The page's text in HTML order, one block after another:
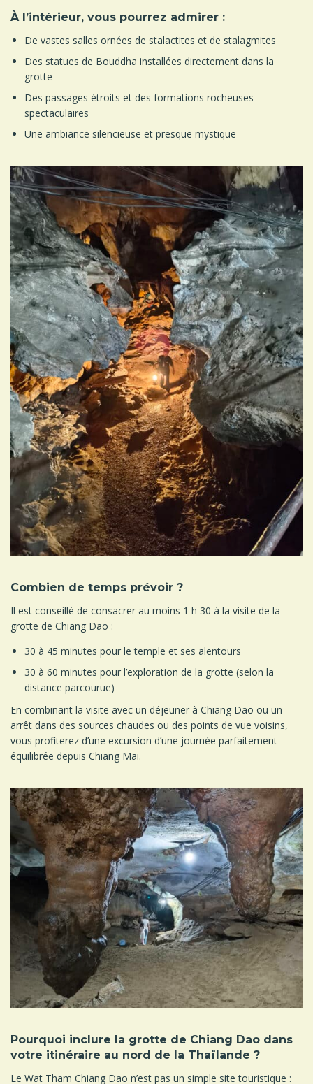
À l’intérieur, vous pourrez admirer :
De vastes salles ornées de stalactites et de stalagmites
Des statues de Bouddha installées directement dans la
grotte
Des passages étroits et des formations rocheuses
spectaculaires
Une ambiance silencieuse et presque mystique
Combien de temps prévoir ?
Il est conseillé de consacrer au moins 1 h 30 à la visite de la
grotte de Chiang Dao :
30 à 45 minutes pour le temple et ses alentours
30 à 60 minutes pour l’exploration de la grotte (selon la
distance parcourue)
En combinant la visite avec un déjeuner à Chiang Dao ou un
arrêt dans des sources chaudes ou des points de vue voisins,
vous profiterez d’une excursion d’une journée parfaitement
équilibrée depuis Chiang Mai.
Pourquoi inclure la grotte de Chiang Dao dans
votre itinéraire au nord de la Thaïlande ?
Le Wat Tham Chiang Dao n’est pas un simple site touristique :